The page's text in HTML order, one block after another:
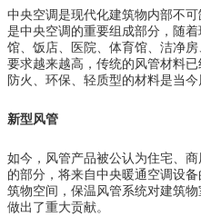
中央空调是现代化建筑物内部不
是中央空调的重要组成部分，随
馆、饭店、医院、体育馆、洁净
要求越来越高，传统的风管材料
防火、环保、轻质型的材料是当今
新型风管
如今，风管产品被公认为住宅、
的部分，将来自中央暖通空调设
筑物空间，保温风管系统对建筑
做出了重大贡献。